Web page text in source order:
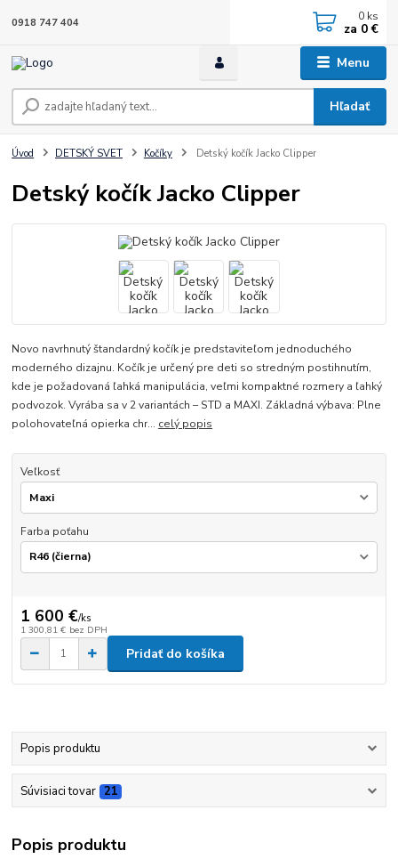
Menu
Hľadať
0918 747 404 0 ks
za 0 €
Úvod DETSKÝ SVET Kočíky Detský kočík Jacko Clipper
Detský kočík Jacko Clipper
Novo navrhnutý štandardný kočík je predstaviteľom jednoduchého
moderného dizajnu. Kočík je určený pre deti so stredným postihnutím,
kde je požadovaná ľahká manipulácia, veľmi kompaktné rozmery a ľahký
podvozok. Vyrába sa v 2 variantách – STD a MAXI. Základná výbava: Plne
polohovateľná opierka chr... celý popis
Veľkosť
Farba poťahu
1 600 €/ks
1 300,81 € bez DPH
Pridať do košíka
Popis produktu
Súvisiaci tovar 21
Popis produktu